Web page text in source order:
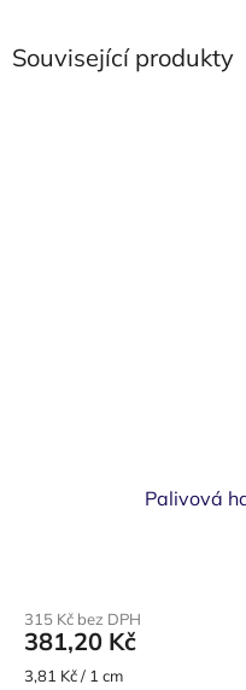
Související produkty
Palivová
315 Kč bez DPH
381,20 Kč
Měrná
3,81 Kč / 1 cm